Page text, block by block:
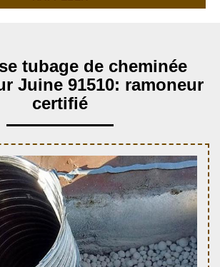
tubage de cheminée
Juine 91510: ramoneur
certifié